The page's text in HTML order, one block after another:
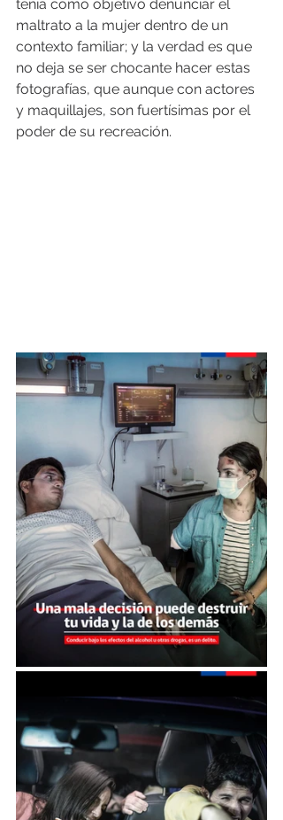
tenía como objetivo denunciar el
maltrato a la mujer dentro de un
contexto familiar; y la verdad es que
no deja se ser chocante hacer estas
fotografías, que aunque con actores
y maquillajes, son fuertísimas por el
poder de su recreación.